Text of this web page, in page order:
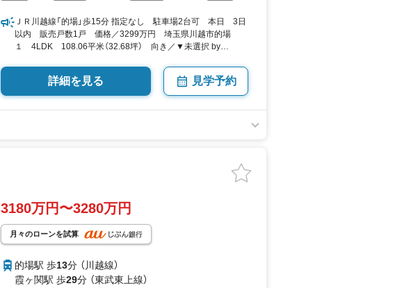
ＪＲ川越線「的場」歩15分 指定なし 駐車場2台可 本日 3日
以内 販売戸数1戸 価格／3299万円 埼玉県川越市的場
１ 4LDK 108.06平米（32.68坪） 向き／▼未選択 by
詳細を見る 見学予約
3180万円〜3280万円
月々のローンを試算
的場駅 歩13分 （川越線）
霞ヶ関駅 歩29分 （東武東上線）